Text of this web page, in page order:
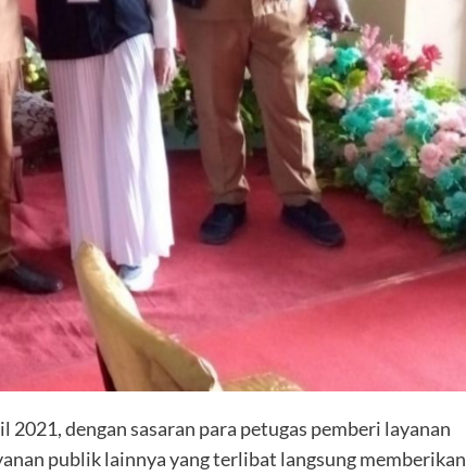
dengan sasaran para petugas pemberi layanan
publik lainnya yang terlibat langsung memberikan